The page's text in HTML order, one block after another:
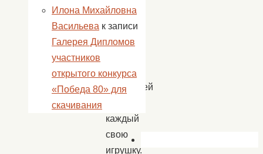
и
цветной
бумаги.
с
фантазией
каждый
свою
игрушку.
Илона Михайловна
Васильева к записи
Галерея Дипломов
участников
открытого конкурса
«Победа 80» для
скачивания